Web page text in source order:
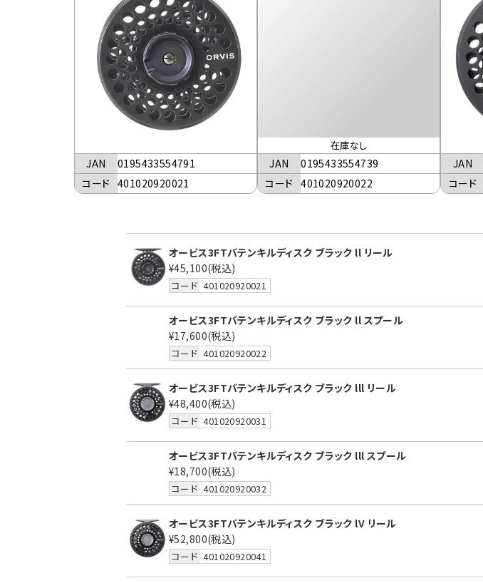
JAN
0195433554791
コード 401020920021
在庫なし
JAN
0195433554739
コード 401020920022
JAN
コード
オービス3FTバテンキルディスク ブラック ll リール
¥45,100(税込)
コード 401020920021
オービス3FTバテンキルディスク ブラック ll スプール
¥17,600(税込)
コード 401020920022
オービス3FTバテンキルディスク ブラック lll リール
¥48,400(税込)
コード 401020920031
オービス3FTバテンキルディスク ブラック lll スプール
¥18,700(税込)
コード 401020920032
オービス3FTバテンキルディスク ブラック lV リール
¥52,800(税込)
コード 401020920041